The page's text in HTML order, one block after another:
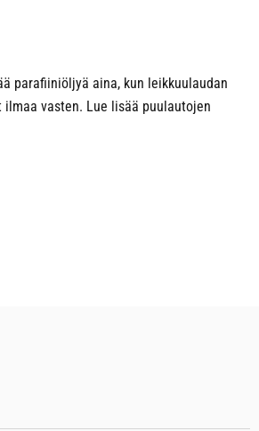
parafiiniöljyä aina, kun leikkuulaudan
vasten. Lue lisää puulautojen